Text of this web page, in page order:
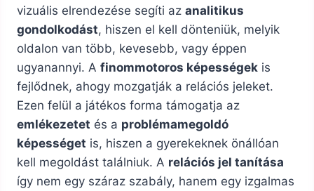
vizuális elrendezése segíti az analitikus
gondolkodást, hiszen el kell dönteniük, melyik
oldalon van több, kevesebb, vagy éppen
ugyanannyi. A finommotoros képességek is
fejlődnek, ahogy mozgatják a relációs jeleket.
Ezen felül a játékos forma támogatja az
emlékezetet és a problémamegoldó
képességet is, hiszen a gyerekeknek önállóan
kell megoldást találniuk. A relációs jel tanítása
így nem egy száraz szabály, hanem egy izgalmas